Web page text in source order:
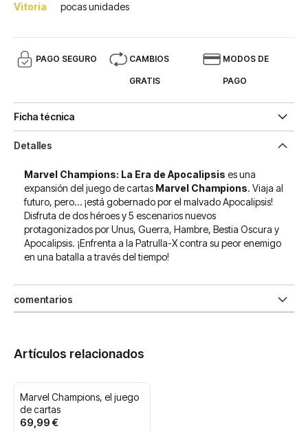
Vitoria
pocas unidades
PAGO SEGURO CAMBIOS
GRATIS
MODOS DE
PAGO
Ficha técnica
Detalles
Marvel Champions: La Era de Apocalipsis es una
expansión del juego de cartas Marvel Champions. Viaja al
futuro, pero… ¡está gobernado por el malvado Apocalipsis!
Disfruta de dos héroes y 5 escenarios nuevos
protagonizados por Unus, Guerra, Hambre, Bestia Oscura y
Apocalipsis. ¡Enfrenta a la Patrulla-X contra su peor enemigo
en una batalla a través del tiempo!
comentarios
Artículos relacionados
Marvel Champions, el juego
de cartas
69,99 €